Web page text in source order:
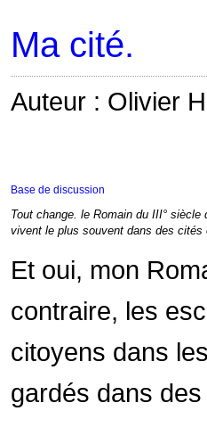
Ma cité.
Auteur : Olivier
Base de discussion
Tout change. le Romain du III°
vivent le plus souvent dans des
Et oui, mon
contraire, les
citoyens dans
gardés dans